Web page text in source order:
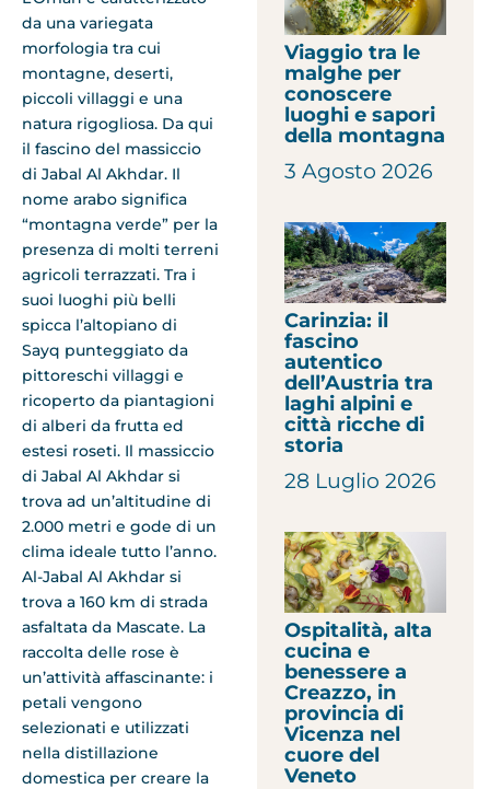
da una variegata
morfologia tra cui
montagne, deserti,
piccoli villaggi e una
natura rigogliosa. Da qui
il fascino del massiccio
di Jabal Al Akhdar. Il
nome arabo significa
“montagna verde” per la
presenza di molti terreni
agricoli terrazzati. Tra i
suoi luoghi più belli
spicca l’altopiano di
Sayq punteggiato da
pittoreschi villaggi e
ricoperto da piantagioni
di alberi da frutta ed
estesi roseti. Il massiccio
di Jabal Al Akhdar si
trova ad un’altitudine di
2.000 metri e gode di un
clima ideale tutto l’anno.
Al-Jabal Al Akhdar si
trova a 160 km di strada
asfaltata da Mascate. La
raccolta delle rose è
un’attività affascinante: i
petali vengono
selezionati e utilizzati
nella distillazione
domestica per creare la
Viaggio tra le
malghe per
conoscere
luoghi e sapori
della montagna
3 Agosto 2026
Carinzia: il
fascino
autentico
dell’Austria tra
laghi alpini e
città ricche di
storia
28 Luglio 2026
Ospitalità, alta
cucina e
benessere a
Creazzo, in
provincia di
Vicenza nel
cuore del
Veneto